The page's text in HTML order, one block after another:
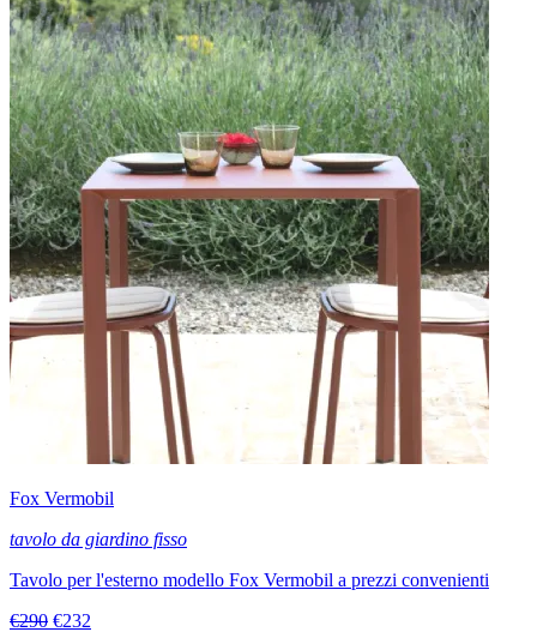
Fox Vermobil
tavolo da giardino fisso
Tavolo per l'esterno modello Fox Vermobil a prezzi convenienti
€290 €232